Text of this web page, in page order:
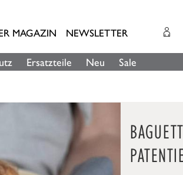
MAGAZIN NEWSLETTER
Ersatzteile Neu Sale